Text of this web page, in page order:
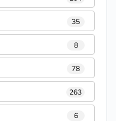
35
8
78
263
6